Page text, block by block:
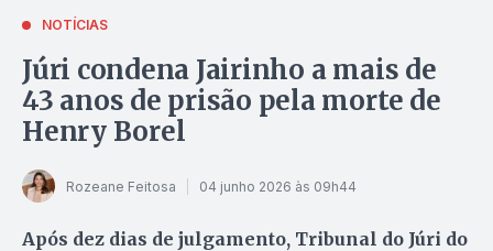
NOTÍCIAS
Júri condena Jairinho a mais de
43 anos de prisão pela morte de
Henry Borel
Rozeane Feitosa 04 junho 2026 às 09h44
Após dez dias de julgamento, Tribunal do Júri do